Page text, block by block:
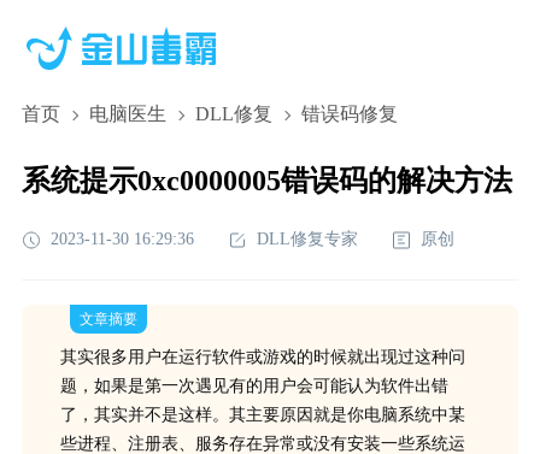
首页 电脑医生 DLL修复 错误码修复
系统提示0xc0000005错误码的解决方法
2023-11-30 16:29:36 DLL修复专家 原创
文章摘要
其实很多用户在运行软件或游戏的时候就出现过这种问
题，如果是第一次遇见有的用户会可能认为软件出错
了，其实并不是这样。其主要原因就是你电脑系统中某
些进程、注册表、服务存在异常或没有安装一些系统运